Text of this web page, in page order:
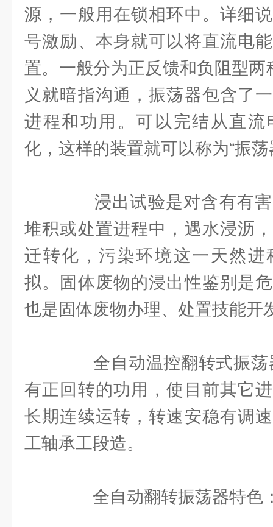
源，一般用在锁相环中。详细
号激励、本身就可以将直流电
置。一般分为正反馈和负阻型两
义就暗指沟通，振荡器包含了
进程和功用。可以完结从直流
化，这样的装置就可以称为“振荡
浸出试验是对含有有害
堆积或处置进程中，遇水浸沥
迁转化，污染环境这一天然进
拟。固体废物的浸出性鉴别是
也是固体废物办理、处置技能开
全自动温控翻转式振荡
有正回转的功用，使目前其它
长期连续运转，转速安稳有调
工轴承工段造。
全自动翻转振荡器特色